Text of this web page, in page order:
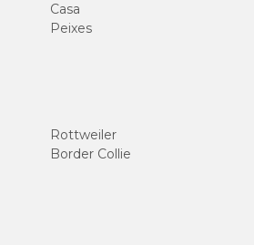
Casa
Peixes
Rottweiler
Border Collie